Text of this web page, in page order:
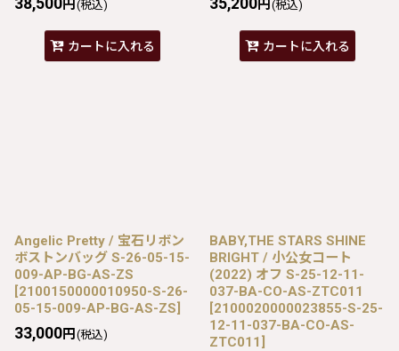
円 (税込)
カートに入れる
円 (税込)
カートに入れる
Angelic Pretty / 宝石リボン
ボストンバッグ S-26-05-15-
009-AP-BG-AS-ZS
[2100150000010950-S-26-
05-15-009-AP-BG-AS-ZS]
33,000円 (税込)
BABY,THE STARS SHINE
BRIGHT / 小公女コート
(2022) オフ S-25-12-11-
037-BA-CO-AS-ZTC011
[2100020000023855-S-25-
12-11-037-BA-CO-AS-
ZTC011 ]